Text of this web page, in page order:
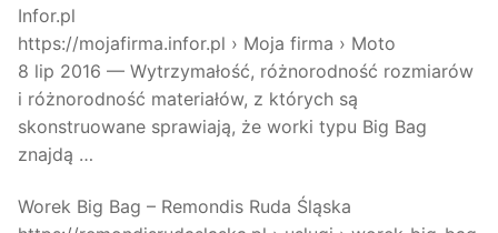
Infor.pl
https://mojafirma.infor.pl › Moja firma › Moto
8 lip 2016 — Wytrzymałość, różnorodność rozmiarów
i różnorodność materiałów, z których są
skonstruowane sprawiają, że worki typu Big Bag
znajdą …
Worek Big Bag – Remondis Ruda Śląska